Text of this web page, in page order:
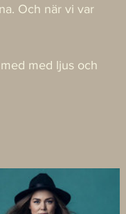
Och när vi var
med ljus och